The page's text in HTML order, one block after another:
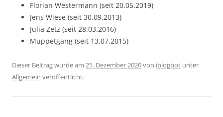
Florian Westermann (seit 20.05.2019)
Jens Wiese (seit 30.09.2013)
Julia Zetz (seit 28.03.2016)
Muppetgang (seit 13.07.2015)
Dieser Beitrag wurde am 21. Dezember 2020von iblogbot unter
Allgemein veröffentlicht.